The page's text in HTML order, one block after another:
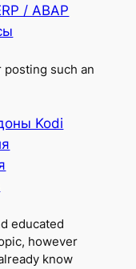
/ ABAP
posting such an
Kodi
educated
however
know